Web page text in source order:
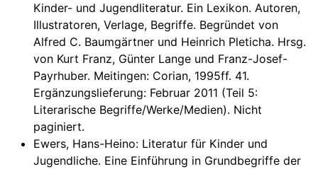
Kinder- und Jugendliteratur. Ein Lexikon. Autoren,
Illustratoren, Verlage, Begriffe. Begründet von
Alfred C. Baumgärtner und Heinrich Pleticha. Hrsg.
von Kurt Franz, Günter Lange und Franz-Josef-
Payrhuber. Meitingen: Corian, 1995ff. 41.
Ergänzungslieferung: Februar 2011 (Teil 5:
Literarische Begriffe/Werke/Medien). Nicht
paginiert.
Ewers, Hans-Heino: Literatur für Kinder und
Jugendliche. Eine Einführung in Grundbegriffe der